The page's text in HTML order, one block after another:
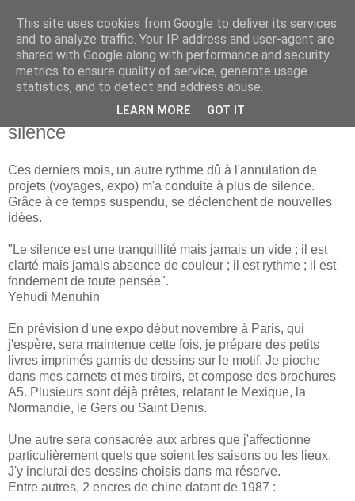
Isabelle L. Simon
artiste peintre
mardi 21 juillet 2020
silence
Ces derniers mois, un autre rythme dû à l'annulation de
projets (voyages, expo) m'a conduite à plus de silence.
Grâce à ce temps suspendu, se déclenchent de nouvelles
idées.
"Le silence est une tranquillité mais jamais un vide ; il est
clarté mais jamais absence de couleur ; il est rythme ; il est
fondement de toute pensée".
Yehudi Menuhin
En prévision d'une expo début novembre à Paris, qui
j'espère, sera maintenue cette fois, je prépare des petits
livres imprimés garnis de dessins sur le motif. Je pioche
dans mes carnets et mes tiroirs, et compose des brochures
A5. Plusieurs sont déjà prêtes, relatant le Mexique, la
Normandie, le Gers ou Saint Denis.
Une autre sera consacrée aux arbres que j'affectionne
particulièrement quels que soient les saisons ou les lieux.
J'y inclurai des dessins choisis dans ma réserve.
Entre autres, 2 encres de chine datant de 1987 :
This site uses cookies from Google to deliver its services
and to analyze traffic. Your IP address and user-agent are
shared with Google along with performance and security
metrics to ensure quality of service, generate usage
statistics, and to detect and address abuse.
LEARN MORE GOT IT